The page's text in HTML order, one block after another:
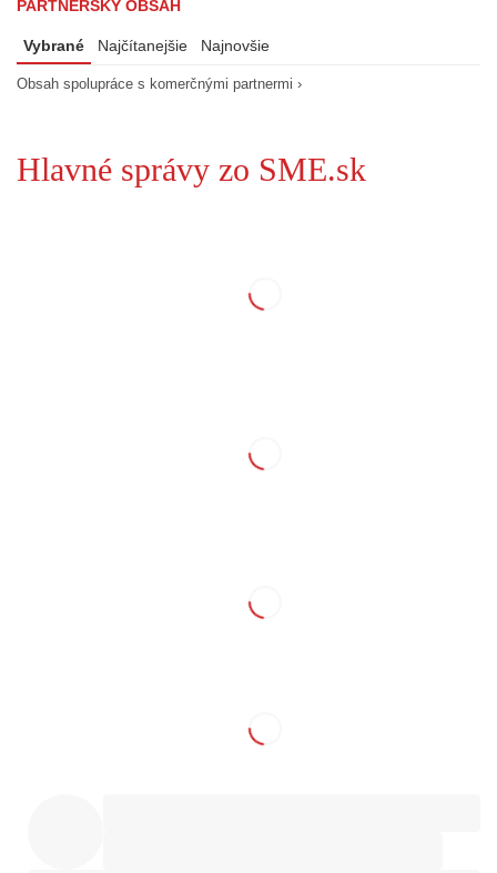
PARTNERSKÝ OBSAH
Vybrané Najčítanejšie Najnovšie
Obsah spolupráce s komerčnými partnermi ›
Hlavné správy zo SME.sk